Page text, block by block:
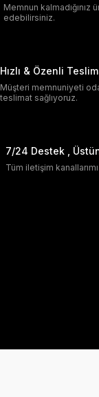
Memnun kalmadığınız
edebilirsiniz.
Hızlı & Özenli
Müşteri memnuniyeti
teslimat sağlıyoruz.
7/24 Destek ,
Tüm iletişim